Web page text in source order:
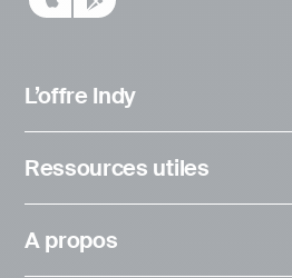
L’offre Indy
Ressources utiles
A propos